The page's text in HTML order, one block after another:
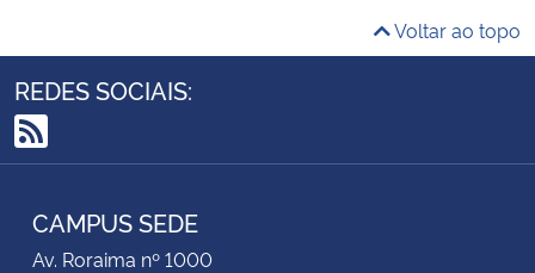
Voltar ao topo
REDES SOCIAIS:
RSS
CAMPUS SEDE
Av. Roraima nº 1000